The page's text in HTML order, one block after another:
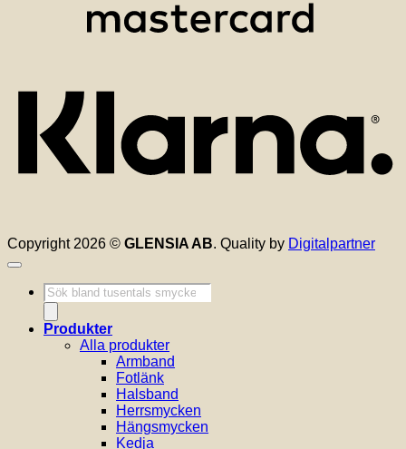
Copyright 2026 © GLENSIA AB. Quality by Digitalpartner
Produktsökning
Produkter
Alla produkter
Armband
Fotlänk
Halsband
Herrsmycken
Hängsmycken
Kedja